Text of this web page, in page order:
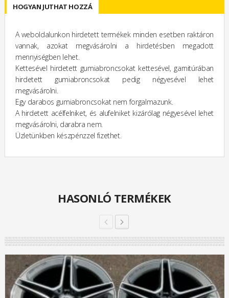
HOGYAN JUTHAT HOZZÁ
A weboldalunkon hirdetett termékek minden esetben raktáron
vannak, azokat megvásárolni a hirdetésben megadott
mennyiségben lehet.
Kettesével hirdetett gumiabroncsokat kettesével, garnitúrában
hirdetett gumiabroncsokat pedig négyesével lehet
megvásárolni.
Egy darabos gumiabroncsokat nem forgalmazunk.
A hirdetett acélfelniket, és alufelniket kizárólag négyesével lehet
megvásárolni, darabra nem.
Üzletünkben készpénzzel fizethet.
HASONLÓ TERMÉKEK